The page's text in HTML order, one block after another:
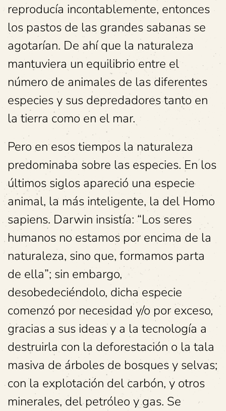
reproducía incontablemente, entonces
los pastos de las grandes sabanas se
agotarían. De ahí que la naturaleza
mantuviera un equilibrio entre el
número de animales de las diferentes
especies y sus depredadores tanto en
la tierra como en el mar.
Pero en esos tiempos la naturaleza
predominaba sobre las especies. En los
últimos siglos apareció una especie
animal, la más inteligente, la del Homo
sapiens. Darwin insistía: “Los seres
humanos no estamos por encima de la
naturaleza, sino que, formamos parta
de ella”; sin embargo,
desobedeciéndolo, dicha especie
comenzó por necesidad y/o por exceso,
gracias a sus ideas y a la tecnología a
destruirla con la deforestación o la tala
masiva de árboles de bosques y selvas;
con la explotación del carbón, y otros
minerales, del petróleo y gas. Se